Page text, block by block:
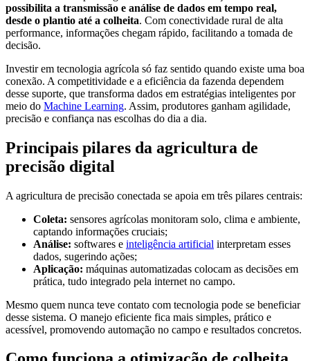
possibilita a transmissão e análise de dados em tempo real,
desde o plantio até a colheita. Com conectividade rural de alta
performance, informações chegam rápido, facilitando a tomada de
decisão.
Investir em tecnologia agrícola só faz sentido quando existe uma boa
conexão. A competitividade e a eficiência da fazenda dependem
desse suporte, que transforma dados em estratégias inteligentes por
meio do Machine Learning. Assim, produtores ganham agilidade,
precisão e confiança nas escolhas do dia a dia.
Principais pilares da agricultura de
precisão digital
A agricultura de precisão conectada se apoia em três pilares centrais:
Coleta: sensores agrícolas monitoram solo, clima e ambiente,
captando informações cruciais;
Análise: softwares e inteligência artificial interpretam esses
dados, sugerindo ações;
Aplicação: máquinas automatizadas colocam as decisões em
prática, tudo integrado pela internet no campo.
Mesmo quem nunca teve contato com tecnologia pode se beneficiar
desse sistema. O manejo eficiente fica mais simples, prático e
acessível, promovendo automação no campo e resultados concretos.